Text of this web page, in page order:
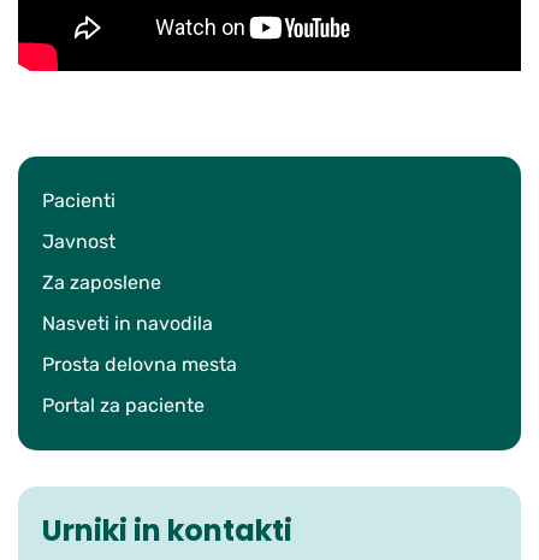
Pacienti
Javnost
Za zaposlene
Nasveti in navodila
Prosta delovna mesta
Portal za paciente
Urniki in kontakti